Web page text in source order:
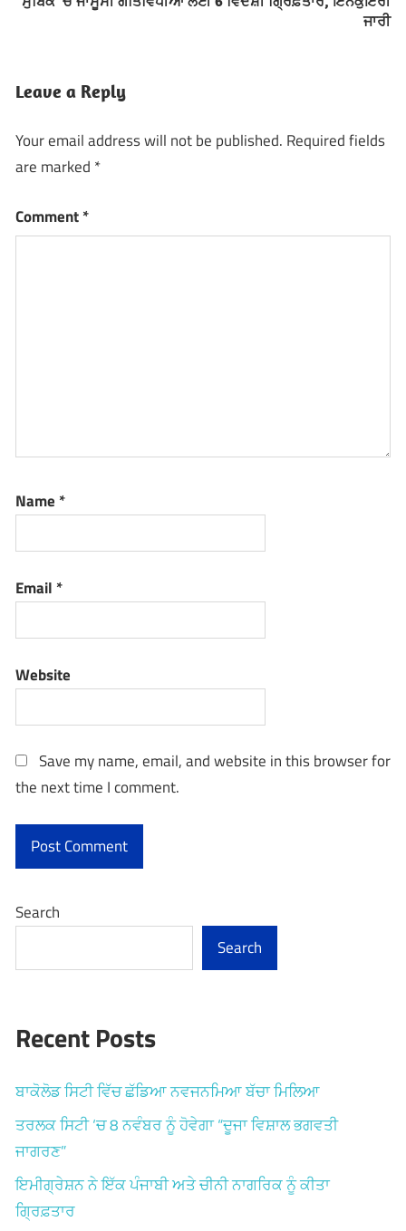
ਜਾਰੀ
Leave a Reply
Your email address will not be published. Required fields
are marked *
Comment*
Name *
Email *
Website
Save my name, email, and website in this browser for
the next time I comment.
Search
Search
Recent Posts
ਬਾਕੋਲੋਡ ਸਿਟੀ ਵਿੱਚ ਛੱਡਿਆ ਨਵਜਨਮਿਆ ਬੱਚਾ ਮਿਲਿਆ
ਤਰਲਕ ਸਿਟੀ ‘ਚ 8 ਨਵੰਬਰ ਨੂੰ ਹੋਵੇਗਾ “ਦੂਜਾ ਵਿਸ਼ਾਲ ਭਗਵਤੀ
ਜਾਗਰਣ”
ਇਮੀਗ੍ਰੇਸ਼ਨ ਨੇ ਇੱਕ ਪੰਜਾਬੀ ਅਤੇ ਚੀਨੀ ਨਾਗਰਿਕ ਨੂੰ ਕੀਤਾ
ਗ੍ਰਿਫ਼ਤਾਰ